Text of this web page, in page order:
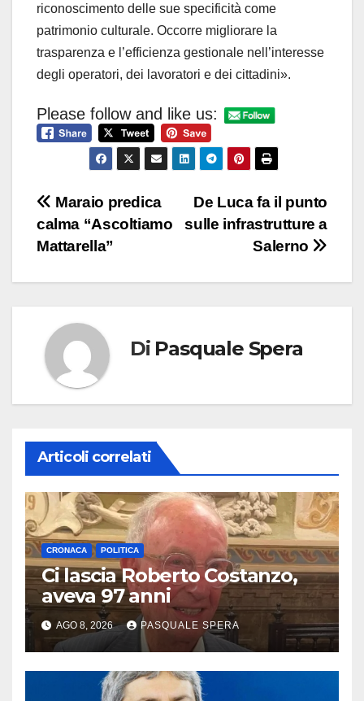
riconoscimento delle sue specificità come
patrimonio culturale. Occorre migliorare la
trasparenza e l’efficienza gestionale nell’interesse
degli operatori, dei lavoratori e dei cittadini».
Please follow and like us:
Navigazione
articoli
De Luca fa il punto
sulle infrastrutture a
Salerno
Maraio predica
calma “Ascoltiamo
Mattarella”
Di Pasquale Spera
Articoli correlati
CRONACA POLITICA
Ci lascia Roberto Costanzo,
aveva 97 anni
AGO 8, 2026 PASQUALE SPERA